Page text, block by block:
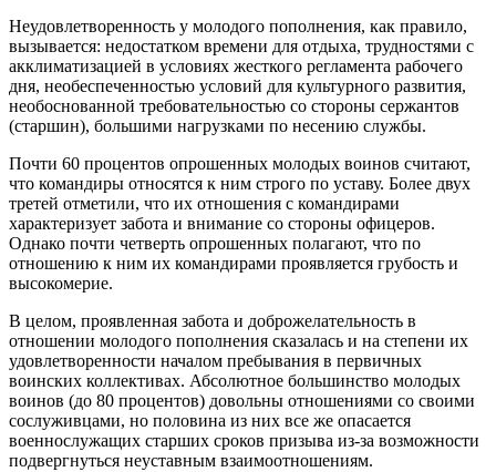
Неудовлетворенность у молодого пополнения, как правило,
вызывается: недостатком времени для отдыха, трудностями с
акклиматизацией в условиях жесткого регламента рабочего
дня, необеспеченностью условий для культурного развития,
необоснованной требовательностью со стороны сержантов
(старшин), большими нагрузками по несению службы.
Почти 60 процентов опрошенных молодых воинов считают,
что командиры относятся к ним строго по уставу. Более двух
третей отметили, что их отношения с командирами
характеризует забота и внимание со стороны офицеров.
Однако почти четверть опрошенных полагают, что по
отношению к ним их командирами проявляется грубость и
высокомерие.
В целом, проявленная забота и доброжелательность в
отношении молодого пополнения сказалась и на степени их
удовлетворенности началом пребывания в первичных
воинских коллективах. Абсолютное большинство молодых
воинов (до 80 процентов) довольны отношениями со своими
сослуживцами, но половина из них все же опасается
военнослужащих старших сроков призыва из-за возможности
подвергнуться неуставным взаимоотношениям.